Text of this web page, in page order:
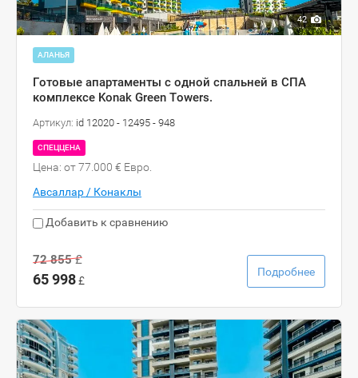
42
АЛАНЬЯ
Готовые апартаменты с одной спальней в СПА
комплексе Konak Green Towers.
Артикул: id 12020 - 12495 - 948
СПЕЦЦЕНА
Цена: от 77.000 € Евро.
Авсаллар / Конаклы
Добавить к сравнению
72 855£
65 998£
Подробнее